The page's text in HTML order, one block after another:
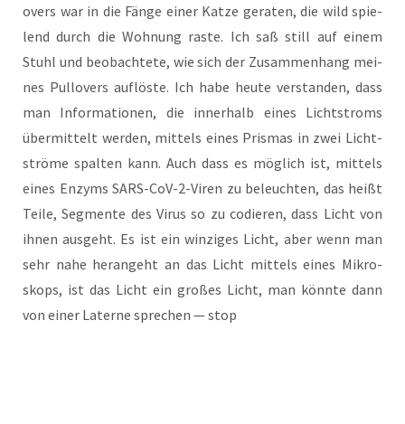
overs war in die Fän­ge einer Kat­ze gera­ten, die wild spie­
lend durch die Woh­nung ras­te. Ich saß still auf einem
Stuhl und beob­ach­te­te, wie sich der Zusam­men­hang mei­
nes Pull­overs auf­lös­te. Ich habe heu­te ver­stan­den, dass
man Infor­ma­tio­nen, die inner­halb eines Licht­stroms
über­mit­telt wer­den, mit­tels eines Pris­mas in zwei Licht­
strö­me spal­ten kann. Auch dass es mög­lich ist, mit­tels
eines Enzyms SARS-CoV-2-Viren zu beleuch­ten, das heißt
Tei­le, Seg­men­te des Virus so zu codie­ren, dass Licht von
ihnen aus­geht. Es ist ein win­zi­ges Licht, aber wenn man
sehr nahe her­an­geht an das Licht mit­tels eines Mikro­
skops, ist das Licht ein gro­ßes Licht, man könn­te dann
von einer Later­ne spre­chen — stop